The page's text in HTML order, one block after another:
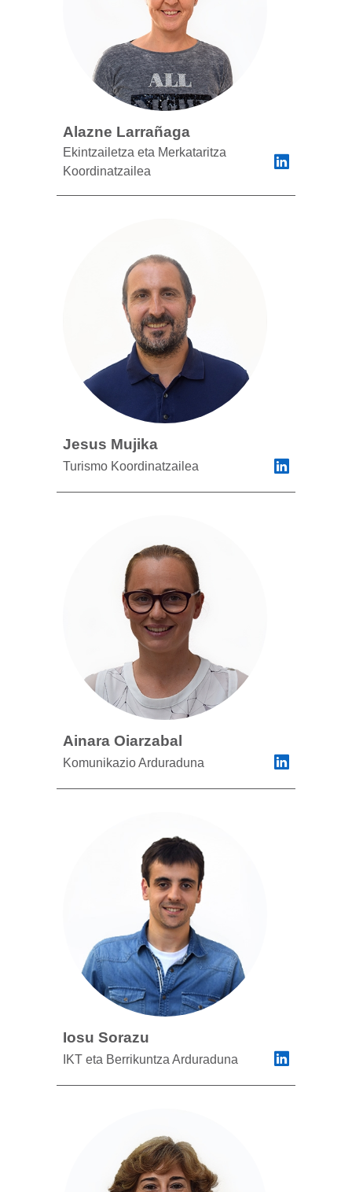
Alazne Larrañaga
Ekintzailetza eta Merkataritza
Koordinatzailea
Jesus Mujika
Turismo Koordinatzailea
Ainara Oiarzabal
Komunikazio Arduraduna
Iosu Sorazu
IKT eta Berrikuntza Arduraduna